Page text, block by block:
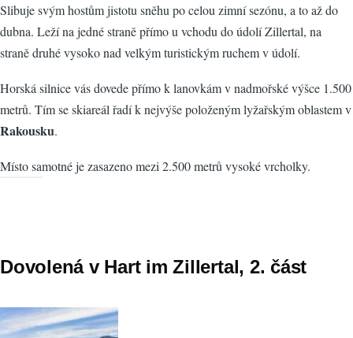
Slibuje svým hostům jistotu sněhu po celou zimní sezónu, a to až do
dubna. Leží na jedné straně přímo u vchodu do údolí Zillertal, na
straně druhé vysoko nad velkým turistickým ruchem v údolí.
Horská silnice vás dovede přímo k lanovkám v nadmořské výšce 1.500
metrů. Tím se skiareál řadí k nejvýše položeným lyžařským oblastem v
Rakousku.
Místo samotné je zasazeno mezi 2.500 metrů vysoké vrcholky.
Dovolená v Hart im Zillertal, 2. část